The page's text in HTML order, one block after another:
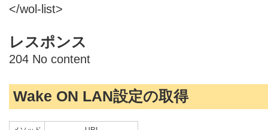
</wol-list>
レスポンス
204 No content
Wake ON LAN設定の取得